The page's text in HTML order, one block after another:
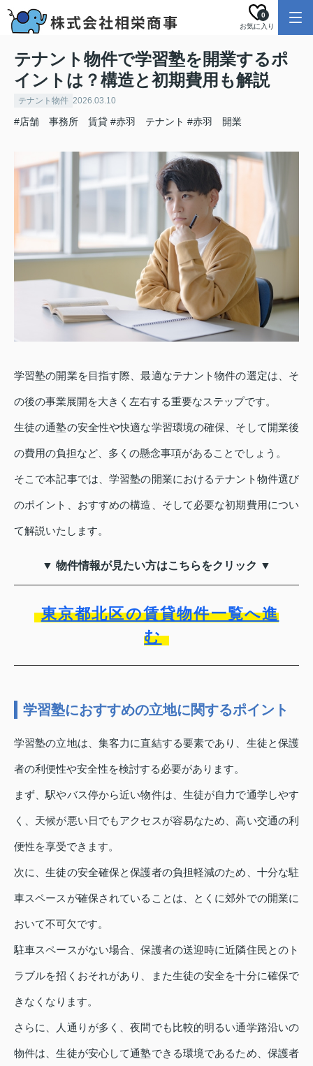
お気に入り
0
テナント物件で学習塾を開業するポ
イントは？構造と初期費用も解説
テナント物件 2026.03.10
#店舗 事務所 賃貸 #赤羽 テナント #赤羽 開業
学習塾の開業を目指す際、最適なテナント物件の選定は、そ
の後の事業展開を大きく左右する重要なステップです。
生徒の通塾の安全性や快適な学習環境の確保、そして開業後
の費用の負担など、多くの懸念事項があることでしょう。
そこで本記事では、学習塾の開業におけるテナント物件選び
のポイント、おすすめの構造、そして必要な初期費用につい
て解説いたします。
▼ 物件情報が見たい方はこちらをクリック ▼
東京都北区の賃貸物件一覧へ進
む
学習塾におすすめの立地に関するポイント
学習塾の立地は、集客力に直結する要素であり、生徒と保護
者の利便性や安全性を検討する必要があります。
まず、駅やバス停から近い物件は、生徒が自力で通学しやす
く、天候が悪い日でもアクセスが容易なため、高い交通の利
便性を享受できます。
次に、生徒の安全確保と保護者の負担軽減のため、十分な駐
車スペースが確保されていることは、とくに郊外での開業に
おいて不可欠です。
駐車スペースがない場合、保護者の送迎時に近隣住民とのト
ラブルを招くおそれがあり、また生徒の安全を十分に確保で
きなくなります。
さらに、人通りが多く、夜間でも比較的明るい通学路沿いの
物件は、生徒が安心して通塾できる環境であるため、保護者